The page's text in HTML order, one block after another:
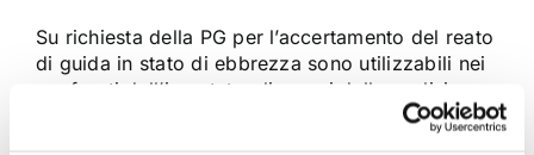
Su richiesta della PG per l’accertamento del reato
di guida in stato di ebbrezza sono utilizzabili nei
confronti dell’imputato gli esami delle analisi
successive al ricovero presso una struttura
ospedaliera. Lo ha stabilito la Cassazione con